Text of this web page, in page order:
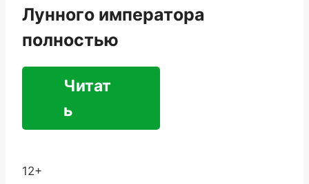
Лунного императора
полностью
Читат
ь
12+